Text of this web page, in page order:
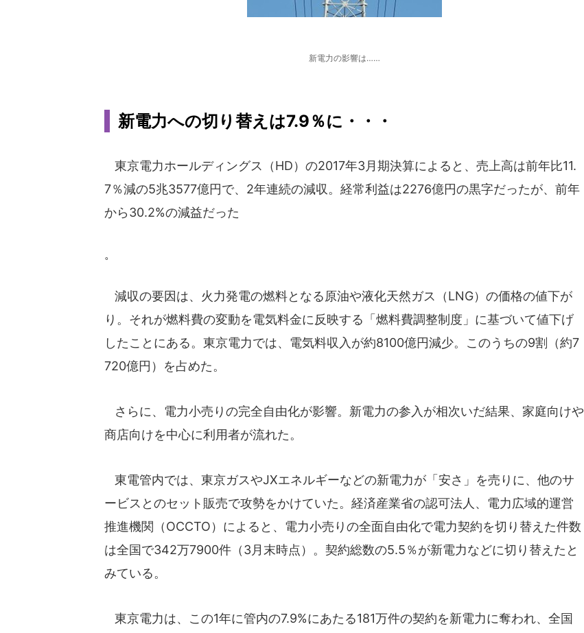
新電力の影響は……
新電力への切り替えは7.9％に・・・
東京電力ホールディングス（HD）の2017年3月期決算によると、売上高は前年比11.
7％減の5兆3577億円で、2年連続の減収。経常利益は2276億円の黒字だったが、前年
から30.2%の減益だった
。
減収の要因は、火力発電の燃料となる原油や液化天然ガス（LNG）の価格の値下が
り。それが燃料費の変動を電気料金に反映する「燃料費調整制度」に基づいて値下げ
したことにある。東京電力では、電気料収入が約8100億円減少。このうちの9割（約7
720億円）を占めた。
さらに、電力小売りの完全自由化が影響。新電力の参入が相次いだ結果、家庭向けや
商店向けを中心に利用者が流れた。
東電管内では、東京ガスやJXエネルギーなどの新電力が「安さ」を売りに、他のサ
ービスとのセット販売で攻勢をかけていた。経済産業省の認可法人、電力広域的運営
推進機関（OCCTO）によると、電力小売りの全面自由化で電力契約を切り替えた件数
は全国で342万7900件（3月末時点）。契約総数の5.5％が新電力などに切り替えたと
みている。
東京電力は、この1年に管内の7.9%にあたる181万件の契約を新電力に奪われ、全国